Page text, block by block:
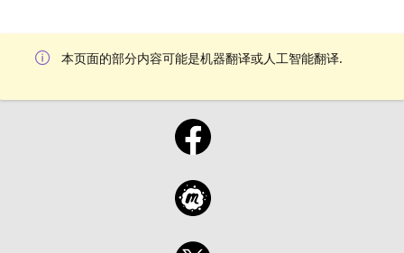
本页面的部分内容可能是机器翻译或人工智能翻译.